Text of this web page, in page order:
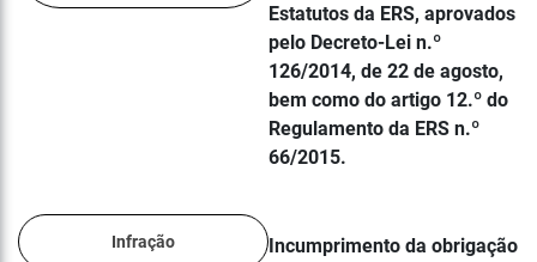
Estatutos da ERS, aprovados
pelo Decreto-Lei n.º
126/2014, de 22 de agosto,
bem como do artigo 12.º do
Regulamento da ERS n.º
66/2015.
Infração
Incumprimento da obrigação